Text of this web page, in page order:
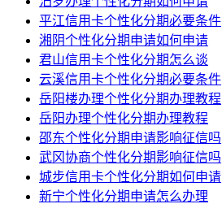
平江信用卡个性化分期必要条件
湘阴个性化分期申请如何申请
君山信用卡个性化分期怎么谈
云溪信用卡个性化分期必要条件
岳阳楼办理个性化分期办理教程
岳阳办理个性化分期办理教程
邵东个性化分期申请影响征信吗
武冈协商个性化分期影响征信吗
城步信用卡个性化分期如何申请
新宁个性化分期申请怎么办理